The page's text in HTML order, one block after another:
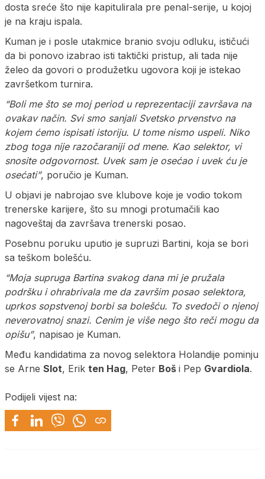
dosta sreće što nije kapitulirala pre penal-serije, u kojoj
je na kraju ispala.
Kuman je i posle utakmice branio svoju odluku, ističući
da bi ponovo izabrao isti taktički pristup, ali tada nije
želeo da govori o produžetku ugovora koji je istekao
završetkom turnira.
“Boli me što se moj period u reprezentaciji završava na
ovakav način. Svi smo sanjali Svetsko prvenstvo na
kojem ćemo ispisati istoriju. U tome nismo uspeli. Niko
zbog toga nije razočaraniji od mene. Kao selektor, vi
snosite odgovornost. Uvek sam je osećao i uvek ću je
osećati”, poručio je Kuman.
U objavi je nabrojao sve klubove koje je vodio tokom
trenerske karijere, što su mnogi protumačili kao
nagoveštaj da završava trenerski posao.
Posebnu poruku uputio je supruzi Bartini, koja se bori
sa teškom bolešću.
“Moja supruga Bartina svakog dana mi je pružala
podršku i ohrabrivala me da završim posao selektora,
uprkos sopstvenoj borbi sa bolešću. To svedoči o njenoj
neverovatnoj snazi. Cenim je više nego što reči mogu da
opišu”, napisao je Kuman.
Među kandidatima za novog selektora Holandije pominju
se Arne Slot, Erik ten Hag, Peter Boš i Pep Gvardiola.
Podijeli vijest na: